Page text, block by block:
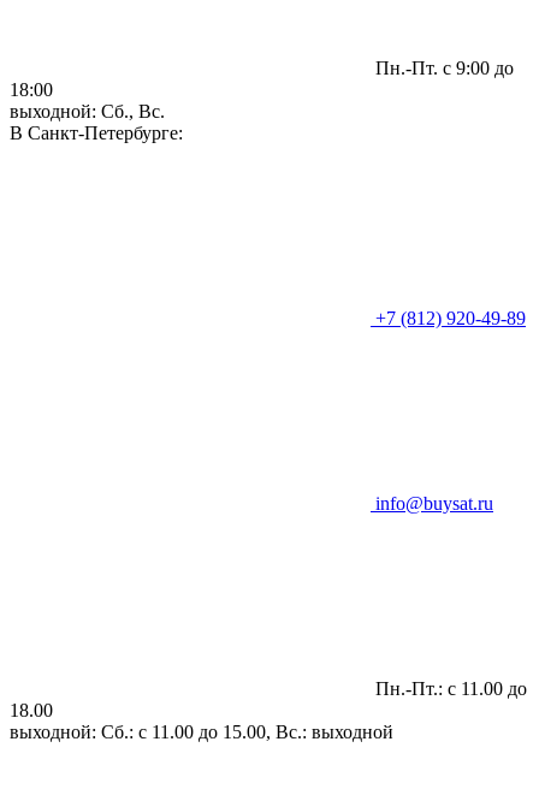
Пн.-Пт. с 9:00 до
18:00
выходной: Сб., Вс.
В Санкт-Петербурге:
+7 (812) 920-49-89
info@buysat.ru
Пн.-Пт.: с 11.00 до
18.00
выходной: Сб.: с 11.00 до 15.00, Вс.: выходной